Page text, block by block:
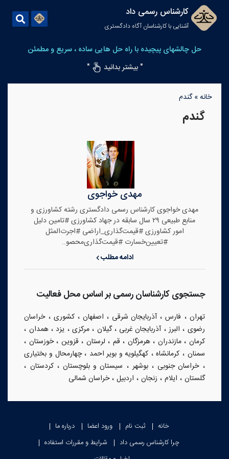
کارشناس رسمی داد
آشنایی با کارشناسان آگاه دادگستری
حل چالشهای پیچیده با راه حل هایی ساده ، سریع و مطمئن
" بیشتر بدانید
"
خانه»گندم
گندم
مهدی خواجوی
مهدی خواجوی کارشناس رسمی دادگستری رشته کشاورزی و
منابع طبیعی ۲۹ سال سابقه در جهاد کشاورزی #تامین دلیل
امور کشاورزی #قیمت‌گذاری_اراضی #اجرت‌المثل‌‌
#تعیین‌خسارت #قیمت‌گذاری‌محصو..
ادامه مطلب
جستجوی کارشناسان رسمی بر اساس محل فعالیت
تهران ، فارس،آذربایجان شرقی ، اصفهان ،کشوری ،خراسان
رضوی ، البرز،آذربایجان غربی ،گیلان ،مرکزی ، یزد،همدان ،
کرمان ،مازندران ،هرمزگان ، قم ، لرستان ، قزوین ،خوزستان ،
سمنان ، کرمانشاه، کهگیلویه و بویر احمد ،چهارمحال و بختیاری
،خراسان جنوبی ،بوشهر، سیستان و بلوچستان،کردستان ،
گلستان ، ایلام ، زنجان ، اردبیل ،خراسان شمالی
خانه ثبت نام ورود اعضا
درباره ما
چرا کارشناس رسمی داد
شرایط و مقررات استفاده